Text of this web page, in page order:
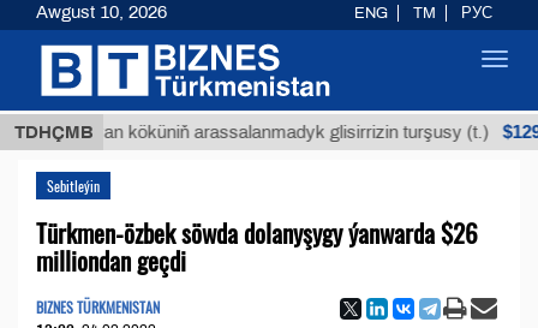
TDHÇMB
Buýan köküniň arassalanmadyk glisirrizin turşusy (t.) $12935,18
Sebitleýin
Türkmen-özbek söwda dolanyşygy ýanwarda $26
milliondan geçdi
BIZNES TÜRKMENISTAN
Awgust 10, 2026 ENG TM РУС